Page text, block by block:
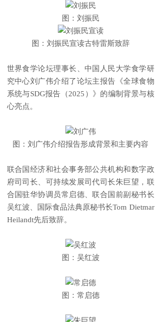
图：刘振民
图：刘振民宣读古特雷斯致辞
世界食学论坛理事长、中国人民大学食学研
究中心刘广伟介绍了论坛主报告《全球食物
系统与SDG报告（2025）》的编制背景与核
心亮点。
图：刘广伟介绍报告形成背景和主要内容
联合国经济和社会事务部公共机构和数字政
府司司长、可持续发展司代司长朱巨望，联
合国驻华协调员常启德、联合国前副秘书长
吴红波、国际食品法典原秘书长Tom Dietmar
Heilandt先后致辞。
图：吴红波
图：常启德